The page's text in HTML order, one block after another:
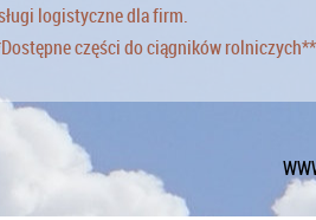
logistyczne dla firm.
części do ciągników rolniczych**